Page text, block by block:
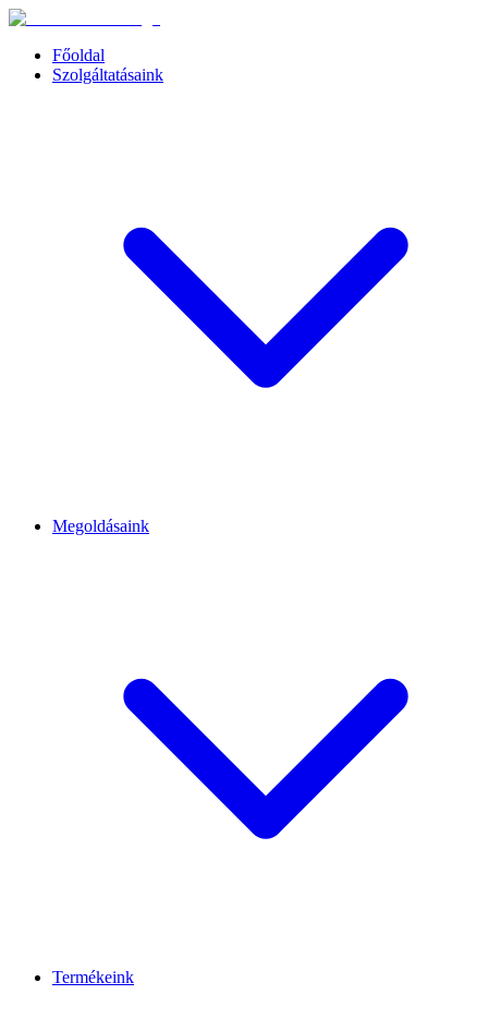
Főoldal
Szolgáltatásaink
Megoldásaink
Termékeink